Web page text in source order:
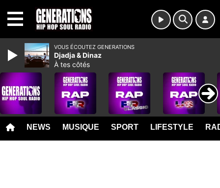
NEWS MUSIQUE SPORT LIFESTYLE
VOUS ÉCOUTEZ GENERATIONS
Djadja & Dinaz
À tes côtés